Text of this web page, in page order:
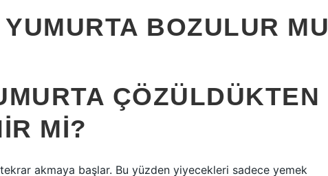
BOZULUR MU
ÇÖZÜLDÜKTEN
MI?
akmaya başlar. Bu yüzden yiyecekleri sadece yemek